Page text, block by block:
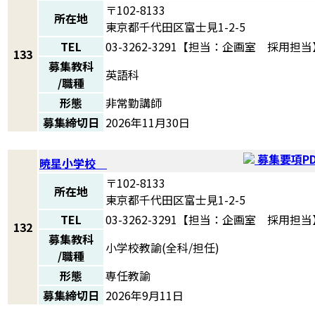
133
所在地
〒102-8133
東京都千代田区富士見1-2-5
TEL
03-3262-3291【担当：企画室 採用担当
募集教科
/職種
英語科
形態
非常勤講師
募集締切日 2026年11月30日
132
暁星小学校
募集要項
所在地
〒102-8133
東京都千代田区富士見1-2-5
TEL
03-3262-3291【担当：企画室 採用担当
募集教科
/職種
小学校教諭(全科/担任)
形態
専任教諭
募集締切日 2026年9月11日